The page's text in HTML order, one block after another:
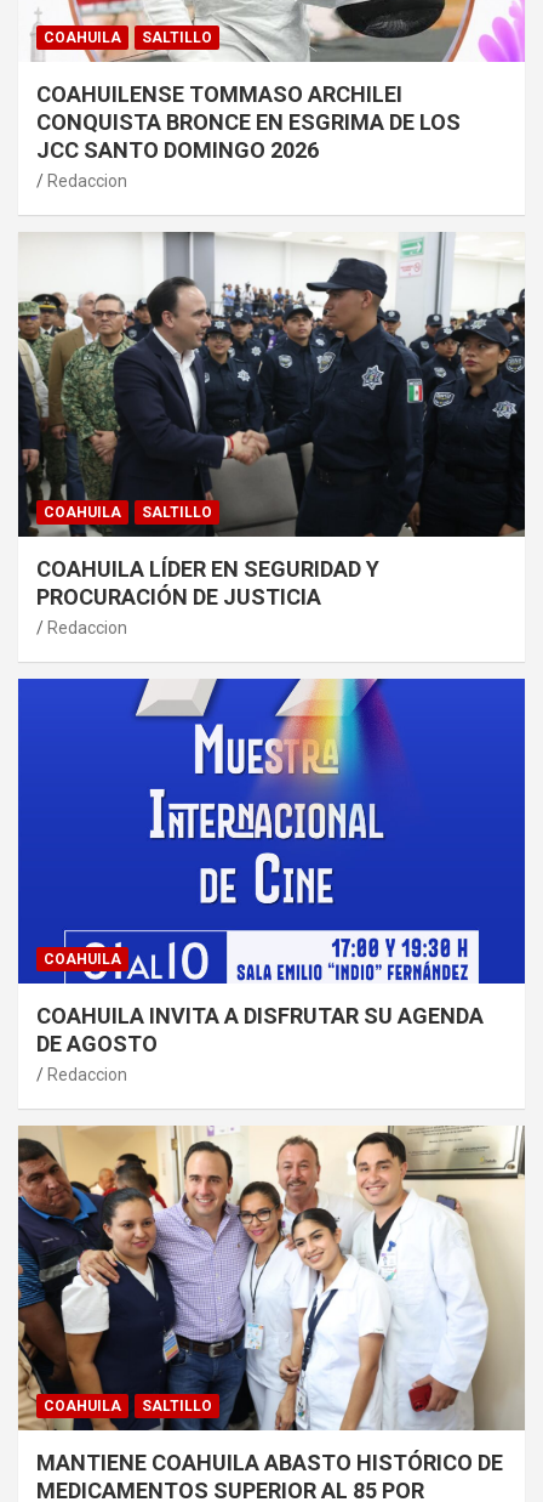
COAHUILA SALTILLO
COAHUILENSE TOMMASO ARCHILEI
CONQUISTA BRONCE EN ESGRIMA DE LOS
JCC SANTO DOMINGO 2026
Redaccion
COAHUILA SALTILLO
COAHUILA LÍDER EN SEGURIDAD Y
PROCURACIÓN DE JUSTICIA
Redaccion
COAHUILA
COAHUILA INVITA A DISFRUTAR SU AGENDA
DE AGOSTO
Redaccion
COAHUILA SALTILLO
MANTIENE COAHUILA ABASTO HISTÓRICO DE
MEDICAMENTOS SUPERIOR AL 85 POR